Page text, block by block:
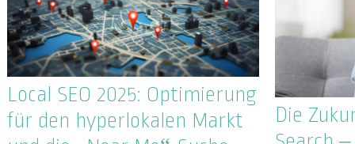
19. JUNI 2024
ALLGEMEIN
Sales-
19. MÄRZ 2024
SALES